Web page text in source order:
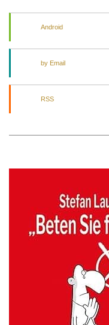
Android
by Email
RSS